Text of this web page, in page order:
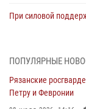
При силовой
27 июля 2026, 15:26
Офицер
рассказал о службе
ПОПУЛЯРНЫЕ
Рязанские
Петру и Февронии